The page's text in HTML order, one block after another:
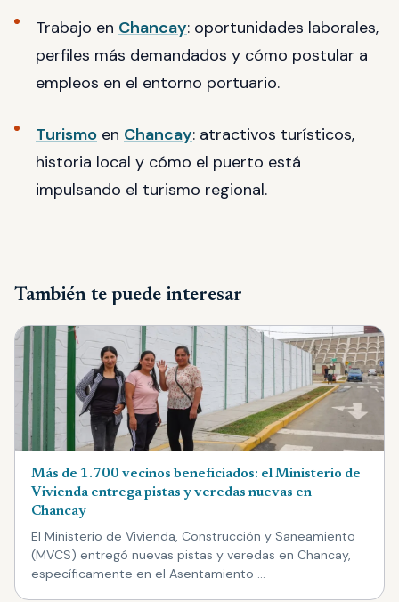
Trabajo en Chancay: oportunidades laborales,
perfiles más demandados y cómo postular a
empleos en el entorno portuario.
Turismo en Chancay: atractivos turísticos,
historia local y cómo el puerto está
impulsando el turismo regional.
También te puede interesar
Más de 1.700 vecinos beneficiados: el Ministerio de
Vivienda entrega pistas y veredas nuevas en
Chancay
El Ministerio de Vivienda, Construcción y Saneamiento
(MVCS) entregó nuevas pistas y veredas en Chancay,
específicamente en el Asentamiento …